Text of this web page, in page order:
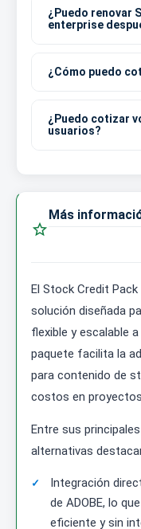
¿Puedo renovar
enterprise
¿Cómo puedo
¿Puedo cotizar
usuarios?

Más
El Stock Credit
solución diseñada
flexible y escalable
paquete facilita la
para contenido de
costos en
Entre sus
alternativas
Integración
de ADOBE, lo
eficiente y sin